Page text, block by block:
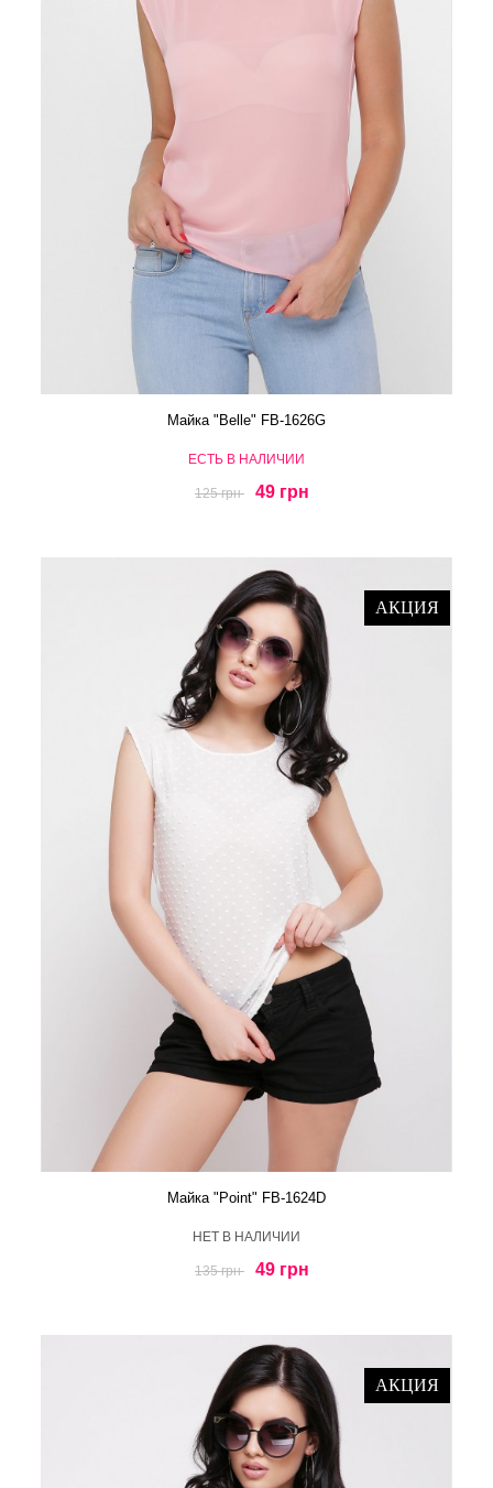
Майка "Belle" FB-1626G
ЕСТЬ В НАЛИЧИИ
125 грн 49 грн
АКЦИЯ
Майка "Point" FB-1624D
HЕТ В НАЛИЧИИ
135 грн 49 грн
АКЦИЯ